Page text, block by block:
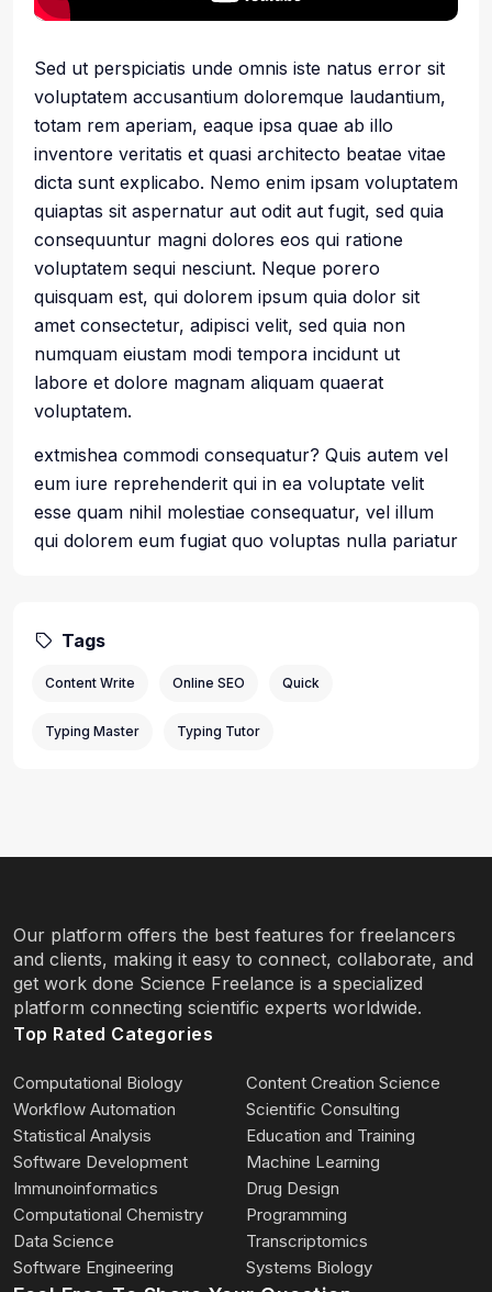
Sed ut perspiciatis unde omnis iste natus error sit
voluptatem accusantium doloremque laudantium,
totam rem aperiam, eaque ipsa quae ab illo
inventore veritatis et quasi architecto beatae vitae
dicta sunt explicabo. Nemo enim ipsam voluptatem
quiaptas sit aspernatur aut odit aut fugit, sed quia
consequuntur magni dolores eos qui ratione
voluptatem sequi nesciunt. Neque porero
quisquam est, qui dolorem ipsum quia dolor sit
amet consectetur, adipisci velit, sed quia non
numquam eiustam modi tempora incidunt ut
labore et dolore magnam aliquam quaerat
voluptatem.
extmishea commodi consequatur? Quis autem vel
eum iure reprehenderit qui in ea voluptate velit
esse quam nihil molestiae consequatur, vel illum
qui dolorem eum fugiat quo voluptas nulla pariatur
Tags
Content Write Online SEO Quick
Typing Master Typing Tutor
Our platform offers the best features for freelancers
and clients, making it easy to connect, collaborate, and
get work done Science Freelance is a specialized
platform connecting scientific experts worldwide.
Top Rated Categories
Computational Biology
Content Creation Science
Workflow Automation
Scientific Consulting
Statistical Analysis
Education and Training
Software Development
Machine Learning
Immunoinformatics
Drug Design
Computational Chemistry
Programming
Data Science
Transcriptomics
Software Engineering
Systems Biology